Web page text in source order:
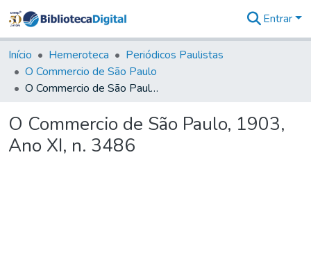
&
Coleções
Tudo na
Biblioteca
Estatísticas
Entrar
Início Hemeroteca
Periódicos Paulistas
O Commercio de São Paulo
O Commercio de São Paulo, 1903, Ano XI, n. 3486
O Commercio de São Paulo, 1903,
Ano XI, n. 3486